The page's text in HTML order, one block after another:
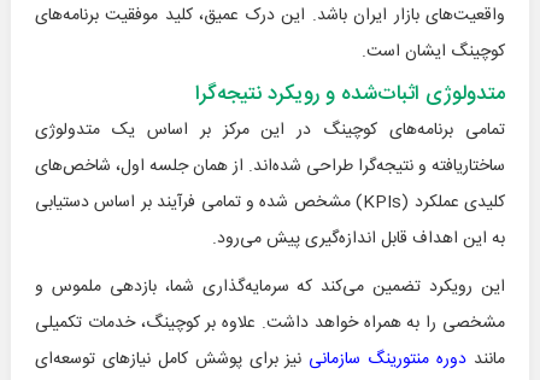
واقعیت‌های بازار ایران باشد. این درک عمیق، کلید موفقیت برنامه‌های
کوچینگ ایشان است.
متدولوژی اثبات‌شده و رویکرد نتیجه‌گرا
تمامی برنامه‌های کوچینگ در این مرکز بر اساس یک متدولوژی
ساختاریافته و نتیجه‌گرا طراحی شده‌اند. از همان جلسه اول، شاخص‌های
کلیدی عملکرد (KPIs) مشخص شده و تمامی فرآیند بر اساس دستیابی
به این اهداف قابل اندازه‌گیری پیش می‌رود.
این رویکرد تضمین می‌کند که سرمایه‌گذاری شما، بازدهی ملموس و
مشخصی را به همراه خواهد داشت. علاوه بر کوچینگ، خدمات تکمیلی
مانند دوره منتورینگ سازمانی نیز برای پوشش کامل نیازهای توسعه‌ای